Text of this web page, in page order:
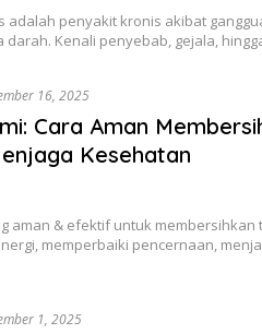
adalah penyakit kronis akibat
darah. Kenali penyebab, gejala,
16, 2025
Cara Aman
Kesehatan
aman & efektif untuk membersihkan
memperbaiki pencernaan,
1, 2025